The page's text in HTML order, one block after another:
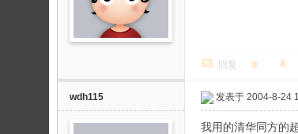
回复
wdh115 发表于 2004-8-24
我用的清华同方的